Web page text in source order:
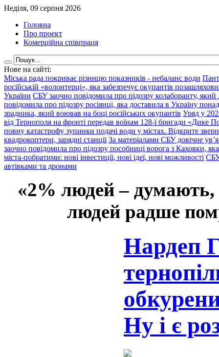
Неділя, 09 серпня 2026
Головна
Про проект
Комерційна співпраця
Нове на сайті:
Міська рада покриває різницю показників - небаланс води
російській «волонтерці», яка забезпечує окупантів
України СБУ заочно повідомила про підозру колаборанту,
повідомила про підозру росіянці, яка доставила в Україну
зрадника, який воював на боці російських окупантів Уряд у
від Тернополя на фронті передав воїнам 128-ї бригади «Дике
повну катастрофу зупинки подачі води у містах. Відкрите
квадрокоптери, зарядні станції За матеріалами СБУ довічне
заочно повідомила про підозру пособниці ворога з Каховки,
міста-побратими: нові інвестиції, нові ідеї, нові можливості СБУ
автівками та дронами
«2% людей –
людей радше
Нардеп
Ну і є